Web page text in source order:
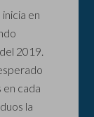
en
2019.
cada
la